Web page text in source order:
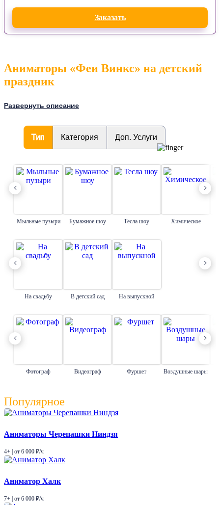
Заказать
Аниматоры «Феи Винкс» на детский
праздник
Аниматоры «Феи Винкс» — популярный вариант для детского дня
праздник в сказочное приключение с играми, заданиями и
интерактивной программой.
На праздник можно пригласить Блум, Флору, Стеллу и других
нескольких героинь, чтобы создать атмосферу настоящей волшебной
истории.
становятся частью общей истории вместе с персонажами.
танцы и взаимодействие с детьми. Все задания подбираются с учетом
возраста, чтобы праздник проходил комфортно и интересно.
мероприятия, количество гостей и пожелания родителей.
Волшебно
Игры, задания и квест удерживают внимание участников и делают
программу насыщенной.
Гибко
Сценарий подбирается под возраст детей, формат мероприятия и
количество гостей.
Развернуть описание
Тип Категория Доп. Услуги
Мыльные пузыри Бумажное шоу Тесла шоу Химическое
На свадьбу В детский сад На выпускной
Фотограф Видеограф Фуршет Воздушные шары
Популярное
Аниматоры Черепашки Ниндзя
4+ | от 6 000 ₽/ч
Аниматор Халк
7+ | от 6 000 ₽/ч